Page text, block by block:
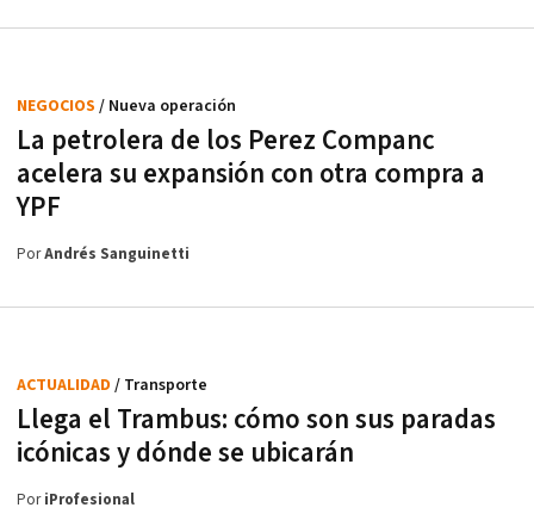
La petrolera de los Perez Companc
acelera su expansión con otra compra a
YPF
NEGOCIOS / Nueva operación
PorAndrés Sanguinetti
Llega el Trambus: cómo son sus paradas
icónicas y dónde se ubicarán
ACTUALIDAD / Transporte
PoriProfesional